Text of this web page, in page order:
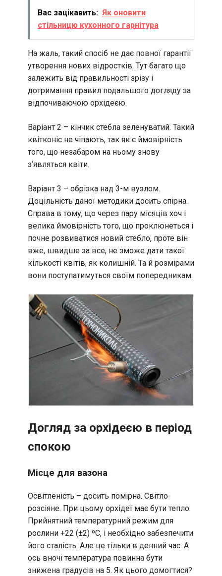
Вас зацікавить: Як оновити
стільницю кухонного гарнітура
На жаль, такий спосіб не дає повної гарантії
утворення нових відростків. Тут багато що
залежить від правильності зрізу і
дотримання правил подальшого догляду за
відпочиваючою орхідеєю.
Варіант 2 – кінчик стебла зеленуватий. Такий
квітконіс не чіпають, так як є ймовірність
того, що незабаром на ньому знову
з’являться квіти.
Варіант 3 – обрізка над 3-м вузлом.
Доцільність даної методики досить спірна.
Справа в тому, що через пару місяців хоч і
велика ймовірність того, що проклюнеться і
почне розвиватися новий стебло, проте він
вже, швидше за все, не зможе дати такої
кількості квітів, як колишній. Та й розмірами
вони поступатимуться своїм попередникам.
Догляд за орхідеєю в період
спокою
Місце для вазона
Освітленість – досить помірна. Світло-
розсіяне. При цьому орхідеї має бути тепло.
Прийнятний температурний режим для
рослини +22 (±2) ºС, і необхідно забезпечити
його сталість. Але це тільки в денний час. А
ось вночі температура повинна бути
знижена градусів на 5. Як цього домогтися?